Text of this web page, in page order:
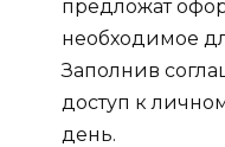
предложат
необходимое
Заполнив
доступ к
день.